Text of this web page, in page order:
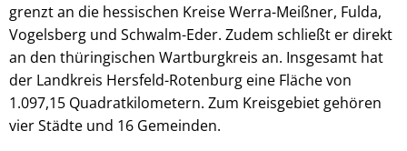
© Stefan Bochenek
grenzt an die hessischen Kreise Werra-Meißner, Fulda,
Vogelsberg und Schwalm-Eder. Zudem schließt er direkt
an den thüringischen Wartburgkreis an. Insgesamt hat
der Landkreis Hersfeld-Rotenburg eine Fläche von
1.097,15 Quadratkilometern. Zum Kreisgebiet gehören
vier Städte und 16 Gemeinden.